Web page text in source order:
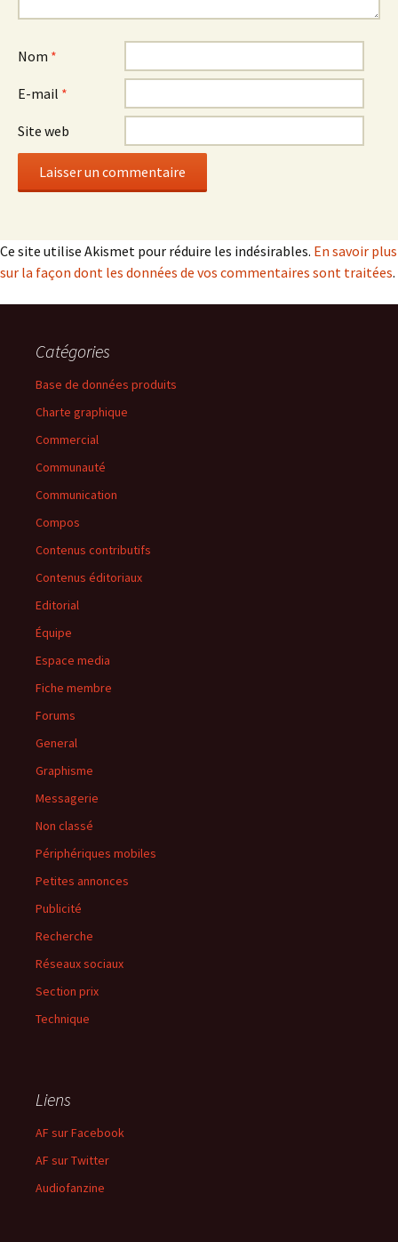
Nom *
E-mail *
Site web
Ce site utilise Akismet pour réduire les indésirables. En savoir plus
sur la façon dont les données de vos commentaires sont traitées.
Catégories
Base de données produits
Charte graphique
Commercial
Communauté
Communication
Compos
Contenus contributifs
Contenus éditoriaux
Editorial
Équipe
Espace media
Fiche membre
Forums
General
Graphisme
Messagerie
Non classé
Périphériques mobiles
Petites annonces
Publicité
Recherche
Réseaux sociaux
Section prix
Technique
Liens
AF sur Facebook
AF sur Twitter
Audiofanzine